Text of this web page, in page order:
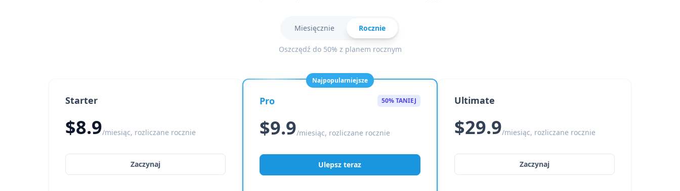
Miesięcznie Rocznie
Oszczędź do 50% z planem rocznym
Starter
$8.9/miesiąc, rozliczane rocznie
Zaczynaj
Najpopularniejsze
Pro 50% TANIEJ
$9.9/miesiąc, rozliczane rocznie
Ulepsz teraz
Ultimate
$29.9/miesiąc, rozliczane rocznie
Zaczynaj